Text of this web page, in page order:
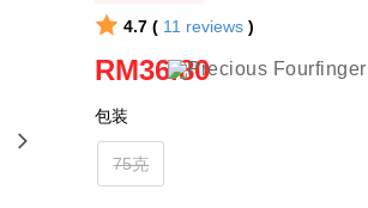
4.7 ( 11 reviews )
RM36.80
包装
75克